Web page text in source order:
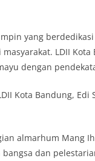
yang
LDII
dengan
Kota Bandung,
almarhum Mang
dan